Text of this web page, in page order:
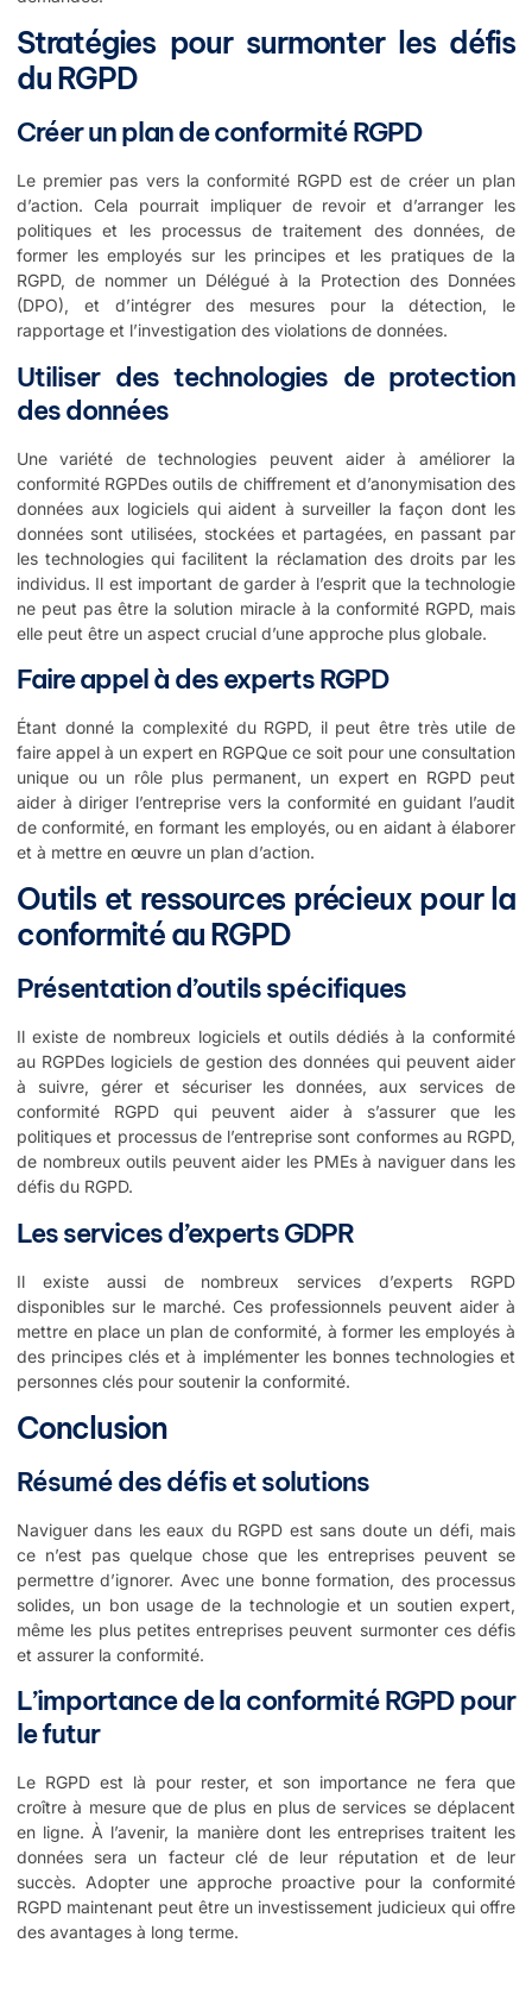
Stratégies pour surmonter les défis
du RGPD
Créer un plan de conformité RGPD
Le premier pas vers la conformité RGPD est de créer un plan
d’action. Cela pourrait impliquer de revoir et d’arranger les
politiques et les processus de traitement des données, de
former les employés sur les principes et les pratiques de la
RGPD, de nommer un Délégué à la Protection des Données
(DPO), et d’intégrer des mesures pour la détection, le
rapportage et l’investigation des violations de données.
Utiliser des technologies de protection
des données
Une variété de technologies peuvent aider à améliorer la
conformité RGPDes outils de chiffrement et d’anonymisation des
données aux logiciels qui aident à surveiller la façon dont les
données sont utilisées, stockées et partagées, en passant par
les technologies qui facilitent la réclamation des droits par les
individus. Il est important de garder à l’esprit que la technologie
ne peut pas être la solution miracle à la conformité RGPD, mais
elle peut être un aspect crucial d’une approche plus globale.
Faire appel à des experts RGPD
Étant donné la complexité du RGPD, il peut être très utile de
faire appel à un expert en RGPQue ce soit pour une consultation
unique ou un rôle plus permanent, un expert en RGPD peut
aider à diriger l’entreprise vers la conformité en guidant l’audit
de conformité, en formant les employés, ou en aidant à élaborer
et à mettre en œuvre un plan d’action.
Outils et ressources précieux pour la
conformité au RGPD
Présentation d’outils spécifiques
Il existe de nombreux logiciels et outils dédiés à la conformité
au RGPDes logiciels de gestion des données qui peuvent aider
à suivre, gérer et sécuriser les données, aux services de
conformité RGPD qui peuvent aider à s’assurer que les
politiques et processus de l’entreprise sont conformes au RGPD,
de nombreux outils peuvent aider les PMEs à naviguer dans les
défis du RGPD.
Les services d’experts GDPR
Il existe aussi de nombreux services d’experts RGPD
disponibles sur le marché. Ces professionnels peuvent aider à
mettre en place un plan de conformité, à former les employés à
des principes clés et à implémenter les bonnes technologies et
personnes clés pour soutenir la conformité.
Conclusion
Résumé des défis et solutions
Naviguer dans les eaux du RGPD est sans doute un défi, mais
ce n’est pas quelque chose que les entreprises peuvent se
permettre d’ignorer. Avec une bonne formation, des processus
solides, un bon usage de la technologie et un soutien expert,
même les plus petites entreprises peuvent surmonter ces défis
et assurer la conformité.
L’importance de la conformité RGPD pour
le futur
Le RGPD est là pour rester, et son importance ne fera que
croître à mesure que de plus en plus de services se déplacent
en ligne. À l’avenir, la manière dont les entreprises traitent les
données sera un facteur clé de leur réputation et de leur
succès. Adopter une approche proactive pour la conformité
RGPD maintenant peut être un investissement judicieux qui offre
des avantages à long terme.